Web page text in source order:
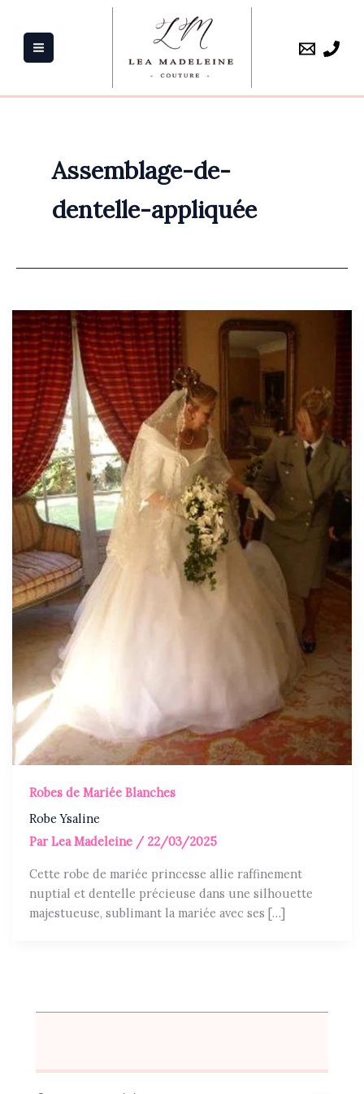
contenu
Assemblage-de-
dentelle-appliquée
Robes de Mariée Blanches
Robe Ysaline
ParLea Madeleine / 22/03/2025
Cette robe de mariée princesse allie raffinement
nuptial et dentelle précieuse dans une silhouette
majestueuse, sublimant la mariée avec ses […]